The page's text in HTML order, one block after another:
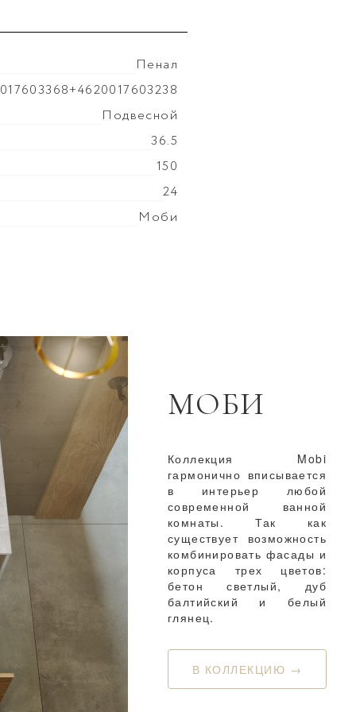
Пенал
Подвесной
36.5
150
24
Моби
МОБИ
Коллекция Mobi
гармонично вписывается
в интерьер любой
современной ванной
комнаты. Так как
существует возможность
комбинировать фасады и
корпуса трех цветов:
бетон светлый, дуб
балтийский и белый
глянец.
В КОЛЛЕКЦИЮ →